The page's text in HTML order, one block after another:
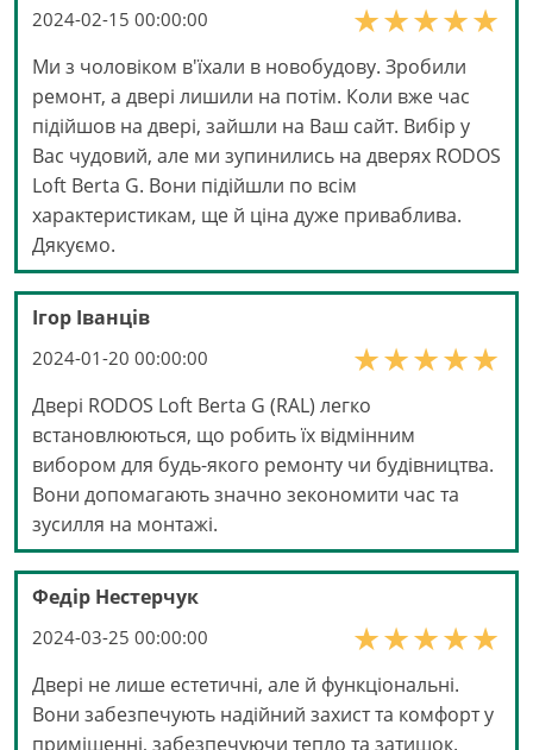
2024-02-15 00:00:00
Ми з чоловіком в'їхали в новобудову. Зробили
ремонт, а двері лишили на потім. Коли вже час
підійшов на двері, зайшли на Ваш сайт. Вибір у
Вас чудовий, але ми зупинились на дверях RODOS
Loft Berta G. Вони підійшли по всім
характеристикам, ще й ціна дуже приваблива.
Дякуємо.
Ігор Іванців
2024-01-20 00:00:00
Двері RODOS Loft Berta G (RAL) легко
встановлюються, що робить їх відмінним
вибором для будь-якого ремонту чи будівництва.
Вони допомагають значно зекономити час та
зусилля на монтажі.
Федір Нестерчук
2024-03-25 00:00:00
Двері не лише естетичні, але й функціональні.
Вони забезпечують надійний захист та комфорт у
приміщенні, забезпечуючи тепло та затишок.